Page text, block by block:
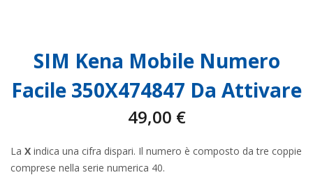
SIM Kena Mobile Numero
Facile 350X474847 Da Attivare
49,00 €
La X indica una cifra dispari. Il numero è composto da tre coppie
comprese nella serie numerica 40.